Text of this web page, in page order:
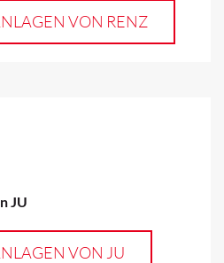
VON RENZ
JU
VON JU